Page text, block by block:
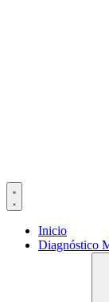
Inicio
Diagnóstico